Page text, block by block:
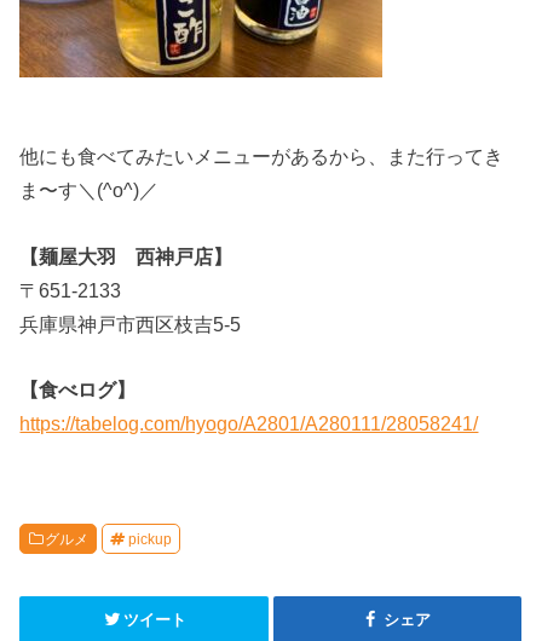
他にも食べてみたいメニューがあるから、また行ってき
ま〜す＼(^o^)／
【麺屋大羽 西神戸店】
〒651-2133
兵庫県神戸市西区枝吉5-5
【食べログ】
https://tabelog.com/hyogo/A2801/A280111/28058241/
グルメ pickup
ツイート シェア